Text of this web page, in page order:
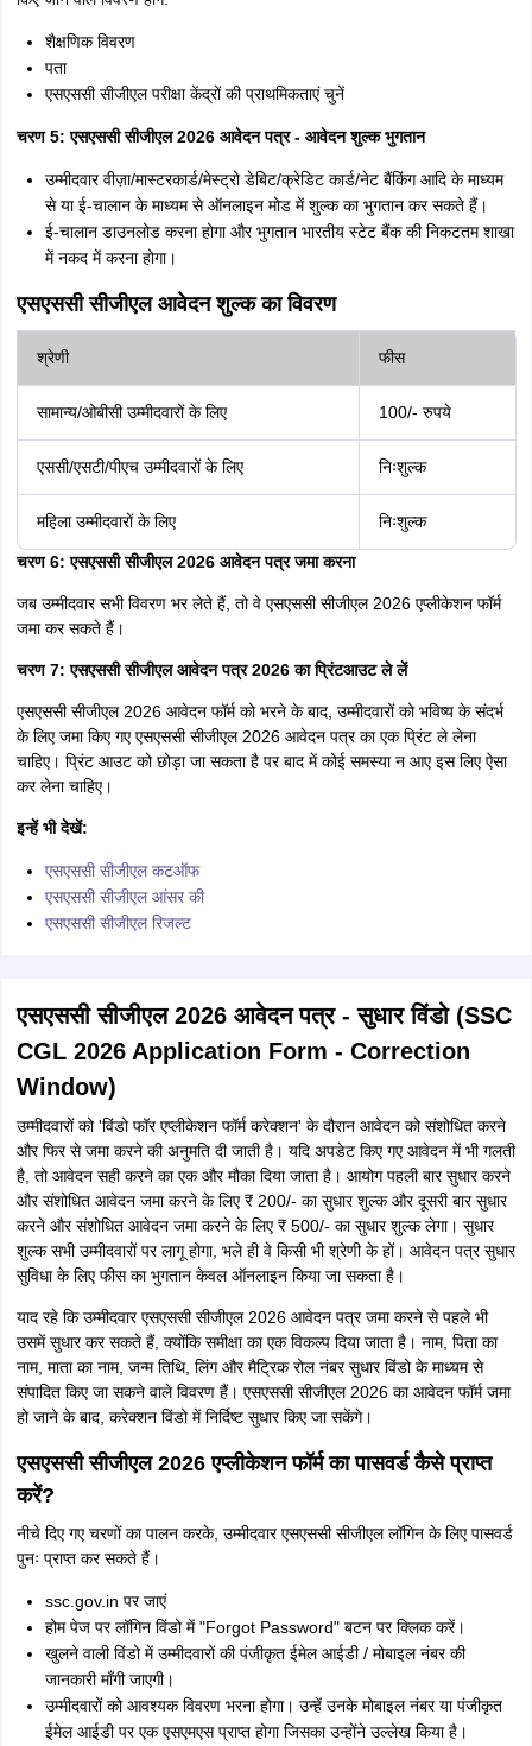
शैक्षणिक विवरण
पता
एसएससी सीजीएल परीक्षा केंद्रों की प्राथमिकताएं चुनें
चरण 5: एसएससी सीजीएल 2026 आवेदन पत्र - आवेदन शुल्क भुगतान
उम्मीदवार वीज़ा/मास्टरकार्ड/मेस्ट्रो डेबिट/क्रेडिट कार्ड/नेट बैंकिंग आदि के माध्यम
से या ई-चालान के माध्यम से ऑनलाइन मोड में शुल्क का भुगतान कर सकते हैं।
ई-चालान डाउनलोड करना होगा और भुगतान भारतीय स्टेट बैंक की निकटतम शाखा
में नकद में करना होगा।
एसएससी सीजीएल आवेदन शुल्क का विवरण
श्रेणी फीस
सामान्य/ओबीसी उम्मीदवारों के लिए 100/- रुपये
एससी/एसटी/पीएच उम्मीदवारों के लिए निःशुल्क
महिला उम्मीदवारों के लिए निःशुल्क
चरण 6: एसएससी सीजीएल 2026 आवेदन पत्र जमा करना
जब उम्मीदवार सभी विवरण भर लेते हैं, तो वे एसएससी सीजीएल 2026 एप्लीकेशन फॉर्म
जमा कर सकते हैं।
चरण 7: एसएससी सीजीएल आवेदन पत्र 2026 का प्रिंटआउट ले लें
एसएससी सीजीएल 2026 आवेदन फॉर्म को भरने के बाद, उम्मीदवारों को भविष्य के संदर्भ
के लिए जमा किए गए एसएससी सीजीएल 2026 आवेदन पत्र का एक प्रिंट ले लेना
चाहिए। प्रिंट आउट को छोड़ा जा सकता है पर बाद में कोई समस्या न आए इस लिए ऐसा
कर लेना चाहिए।
इन्हें भी देखें:
एसएससी सीजीएल कटऑफ
एसएससी सीजीएल आंसर की
एसएससी सीजीएल रिजल्ट
एसएससी सीजीएल 2026 आवेदन पत्र - सुधार विंडो (SSC
CGL 2026 Application Form - Correction
Window)
उम्मीदवारों को 'विंडो फॉर एप्लीकेशन फॉर्म करेक्शन' के दौरान आवेदन को संशोधित करने
और फिर से जमा करने की अनुमति दी जाती है। यदि अपडेट किए गए आवेदन में भी गलती
है, तो आवेदन सही करने का एक और मौका दिया जाता है। आयोग पहली बार सुधार करने
और संशोधित आवेदन जमा करने के लिए ₹ 200/- का सुधार शुल्क और दूसरी बार सुधार
करने और संशोधित आवेदन जमा करने के लिए ₹ 500/- का सुधार शुल्क लेगा। सुधार
शुल्क सभी उम्मीदवारों पर लागू होगा, भले ही वे किसी भी श्रेणी के हों। आवेदन पत्र सुधार
सुविधा के लिए फीस का भुगतान केवल ऑनलाइन किया जा सकता है।
याद रहे कि उम्मीदवार एसएससी सीजीएल 2026 आवेदन पत्र जमा करने से पहले भी
उसमें सुधार कर सकते हैं, क्योंकि समीक्षा का एक विकल्प दिया जाता है। नाम, पिता का
नाम, माता का नाम, जन्म तिथि, लिंग और मैट्रिक रोल नंबर सुधार विंडो के माध्यम से
संपादित किए जा सकने वाले विवरण हैं। एसएससी सीजीएल 2026 का आवेदन फॉर्म जमा
हो जाने के बाद, करेक्शन विंडो में निर्दिष्ट सुधार किए जा सकेंगे।
एसएससी सीजीएल 2026 एप्लीकेशन फॉर्म का पासवर्ड कैसे प्राप्त
करें?
नीचे दिए गए चरणों का पालन करके, उम्मीदवार एसएससी सीजीएल लॉगिन के लिए पासवर्ड
पुनः प्राप्त कर सकते हैं।
ssc.gov.in पर जाएं
होम पेज पर लॉगिन विंडो में "Forgot Password" बटन पर क्लिक करें।
खुलने वाली विंडो में उम्मीदवारों की पंजीकृत ईमेल आईडी / मोबाइल नंबर की
जानकारी माँगी जाएगी।
उम्मीदवारों को आवश्यक विवरण भरना होगा। उन्हें उनके मोबाइल नंबर या पंजीकृत
ईमेल आईडी पर एक एसएमएस प्राप्त होगा जिसका उन्होंने उल्लेख किया है।